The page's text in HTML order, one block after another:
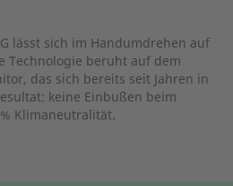
lässt sich im Handumdrehen auf
Technologie beruht auf dem
das sich bereits seit Jahren in
keine Einbußen beim
Klimaneutralität.